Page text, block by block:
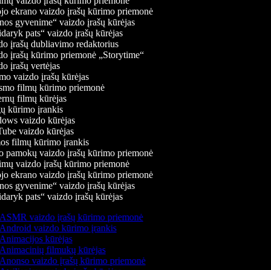
ekrano vaizdo įrašų kūrimo priemonė
gyvenime“ vaizdo įrašų kūrėjas
pats“ vaizdo įrašų kūrėjas
įrašų dubliavimo redaktorius
įrašų kūrimo priemonė „Storytime“
įrašų vertėjas
vaizdo įrašų kūrėjas
filmų kūrimo priemonė
filmų kūrėjas
kūrimo įrankis
vaizdo kūrėjas
vaizdo kūrėjas
filmų kūrimo įrankis
vaizdo įrašų kūrimo priemonė
vaizdo įrašų kūrimo priemonė
ekrano vaizdo įrašų kūrimo priemonė
gyvenime“ vaizdo įrašų kūrėjas
pats“ vaizdo įrašų kūrėjas
vaizdo įrašų kūrimo priemonė
vaizdo kūrimo įrankis
kūrėjas
filmukų kūrėjas
vaizdo įrašų kūrimo priemonė